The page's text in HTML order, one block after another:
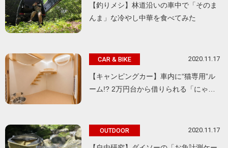
【釣りメシ】林道沿いの車中で「そのま
んま」な冷やし中華を食べてみた
CAR & BIKE 2020.11.17
【キャンピングカー】車内に“猫専用”ル
ーム!? 2万円台から借りられる「にゃ…
OUTDOOR 2020.11.17